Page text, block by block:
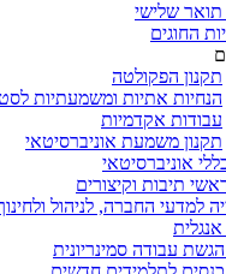
תואר שלישי
החוגים
תקנון הפקולטה
הנחיות אתיות ומשמעתיות
עבודות אקדמיות
תקנון משמעת אוניברסיטאי
אוניברסיטאי
תיבות וקיצורים
למדעי החברה, לניהול
אנגלית
עבודה סמינריונית